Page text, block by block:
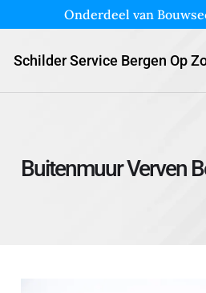
Onderdeel van
Schilder Service Bergen Op
Buitenmuur Verven